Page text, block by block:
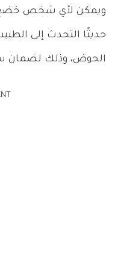
ويمكن لأي شخص خضع
حديثًا التحدث إلى
الحوض، وذلك